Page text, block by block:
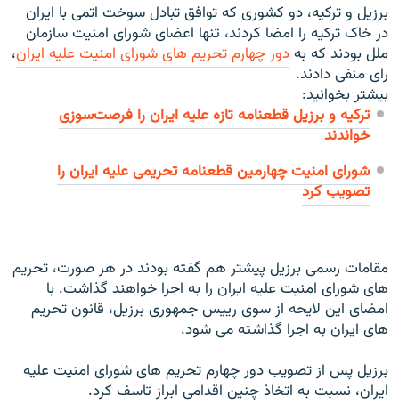
برزيل و ترکيه، دو کشوری که توافق تبادل سوخت اتمی با ايران
در خاک ترکيه را امضا کردند، تنها اعضای شورای امنيت سازمان
ملل بودند که بهدور چهارم تحريم های شورای امنيت عليه ايران،
رای منفی دادند.
بیشتر بخوانید:
ترکیه و برزیل قطعنامه تازه علیه ایران را فرصت‌سوزی
خواندند
شورای امنیت چهارمین قطعنامه تحریمی علیه ایران را
تصویب کرد
مقامات رسمی برزيل پيشتر هم گفته بودند در هر صورت، تحريم
های شورای امنيت عليه ايران را به اجرا خواهند گذاشت. با
امضای اين لايحه از سوی رييس جمهوری برزيل، قانون تحريم
های ايران به اجرا گذاشته می شود.
برزيل پس از تصويب دور چهارم تحريم های شورای امنيت عليه
ايران، نسبت به اتخاذ چنين اقدامی ابراز تاسف کرد.